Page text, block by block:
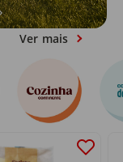
Ver mais